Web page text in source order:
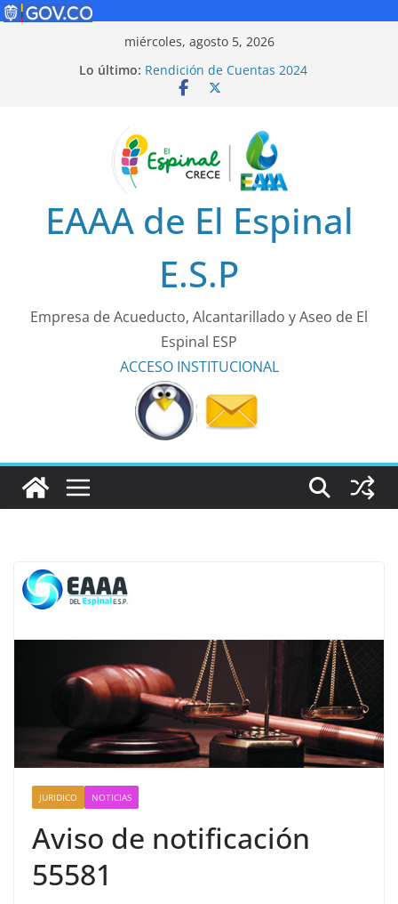
miércoles, agosto 5, 2026
Lo último: Rendición de Cuentas 2024
Política de Seguridad Vial
Tarifas 2025
EAAA de El Espinal
E.S.P
Empresa de Acueducto, Alcantarillado y Aseo de El
Espinal ESP
ACCESO INSTITUCIONAL
JURIDICO NOTICIAS
Aviso de notificación
55581